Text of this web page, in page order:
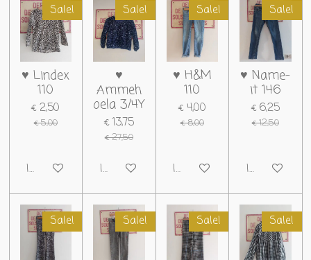
Sale!
♥ Lindex
110
€ 2,50
€ 5,00
In winkelwagen
Sale!
♥
Ammeh
oela 3/4Y
€ 13,75
€ 27,50
In winkelwagen
Sale!
♥ H&M
110
€ 4,00
€ 8,00
In winkelwagen
Sale!
♥ Name-
it 146
€ 6,25
€ 12,50
In
Sale! Sale! Sale! Sale!